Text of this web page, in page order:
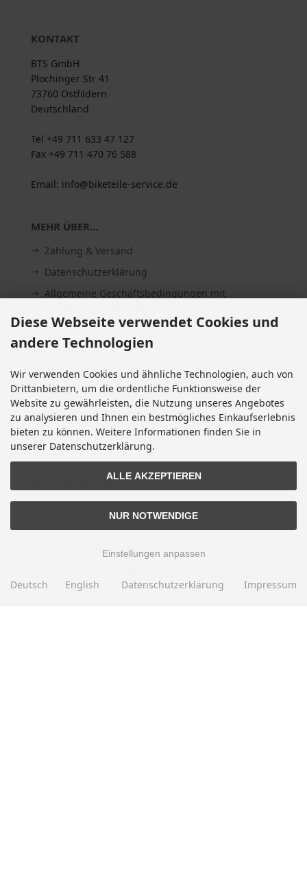
KONTAKT
BTS GmbH
Plochinger Str 41
73760 Ostfildern
Deutschland
Tel +49 711 633 47 127
Fax +49 711 470 76 588
Email: info@biketeile-service.de
MEHR ÜBER...
Zahlung & Versand
Datenschutzerklärung
Allgemeine Geschäftsbedingungen mit
Impressum
Kontakt
Widerrufsrecht & Widerrufsformular
Lieferzeit
Vertrag widerrufen
Cookie Einstellungen
INFORMATIONEN
Altölentsorgung
Erklärung zur Barrierefreiheit
Gutscheine
Diese Webseite verwendet Cookies und
andere Technologien
Wir verwenden Cookies und ähnliche Technologien, auch von
Drittanbietern, um die ordentliche Funktionsweise der
Website zu gewährleisten, die Nutzung unseres Angebotes
zu analysieren und Ihnen ein bestmögliches Einkaufserlebnis
bieten zu können. Weitere Informationen finden Sie in
unserer Datenschutzerklärung.
ALLE AKZEPTIEREN
NUR NOTWENDIGE
Einstellungen anpassen
Deutsch English Datenschutzerklärung Impressum